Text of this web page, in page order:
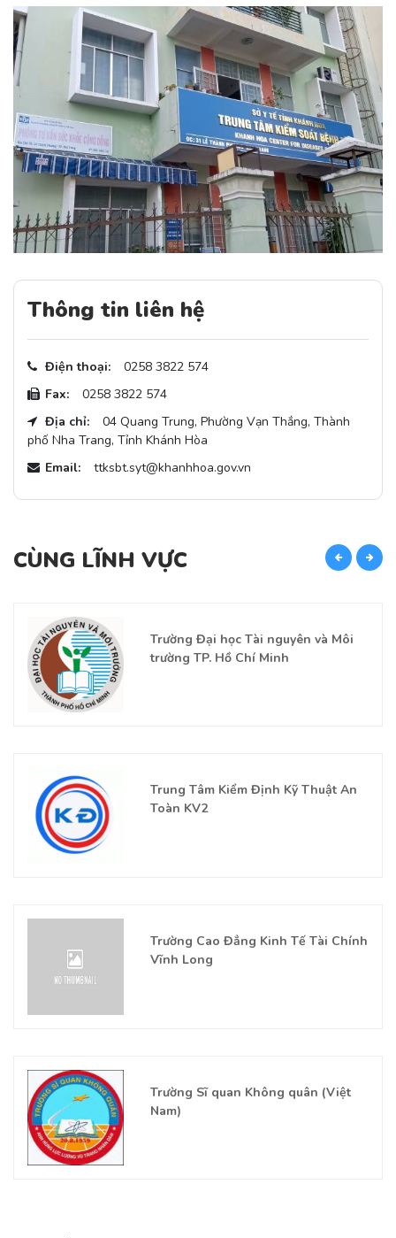
Thông tin liên hệ
Điện thoại:
0258 3822 574
Fax:
0258 3822 574
Địa chỉ:
04 Quang Trung, Phường Vạn Thắng, Thành
phố Nha Trang, Tỉnh Khánh Hòa
Email:
ttksbt.syt@khanhhoa.gov.vn
CÙNG LĨNH VỰC
Trường Đại học Tài nguyên và Môi
trường TP. Hồ Chí Minh
Trung Tâm Kiểm Định Kỹ Thuật An
Toàn KV2
Trường Cao Đẳng Kinh Tế Tài Chính
Vĩnh Long
Trường Sĩ quan Không quân (Việt
Nam)